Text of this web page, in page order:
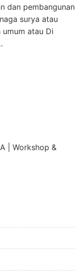
dan pembangunan
surya atau
umum atau Di
| Workshop &